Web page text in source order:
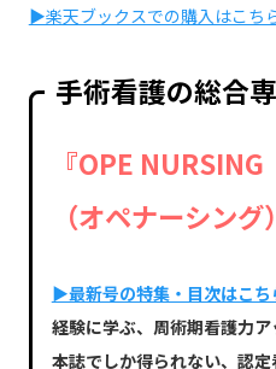
▶楽天ブックスでの購入はこち
手術看護の総合
『OPE NURSING
（オペナーシング
▶最新号の特集・目次はこち
経験に学ぶ、周術期看護力
本誌でしか得られない、認